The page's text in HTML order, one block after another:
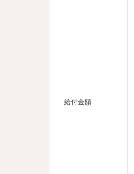
給付金額